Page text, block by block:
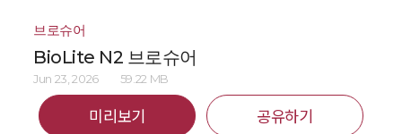
브로슈어
BioLite N2 브로슈어
Jun 23, 2026 59.22 MB
미리보기 공유하기